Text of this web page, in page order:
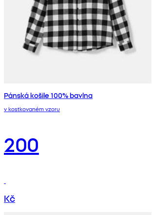
Pánská košile 100% bavlna
v kostkovaném vzoru
200
Kč